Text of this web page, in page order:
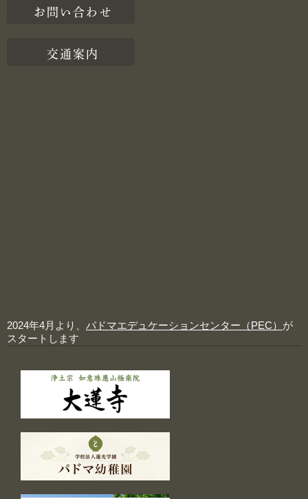
お問い合わせ
交通案内
2024年4月より、 パドマエデュケーションセンター（PEC） が
スタートします